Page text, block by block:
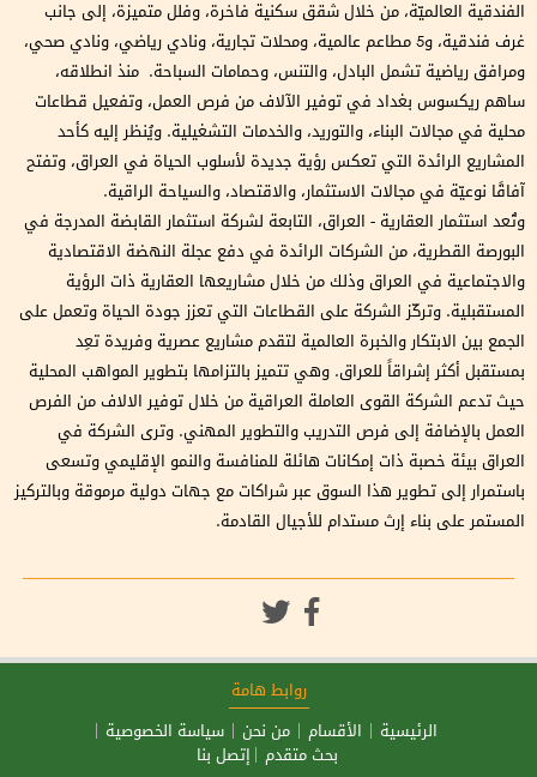
الفندقية العالميّة، من خلال شقق سكنية فاخرة، وفلل متميزة، إلى جانب
غرف فندقية، و5 مطاعم عالمية، ومحلات تجارية، ونادي رياضي، ونادي صحي،
ومرافق رياضية تشمل البادل، والتنس، وحمامات السباحة. منذ انطلاقه،
ساهم ريكسوس بغداد في توفير الآلاف من فرص العمل، وتفعيل قطاعات
محلية في مجالات البناء، والتوريد، والخدمات التشغيلية. ويُنظر إليه كأحد
المشاريع الرائدة التي تعكس رؤية جديدة لأسلوب الحياة في العراق، وتفتح
آفاقًا نوعيّة في مجالات الاستثمار، والاقتصاد، والسياحة الراقية.
وتُعد استثمار العقارية - العراق، التابعة لشركة استثمار القابضة المدرجة في
البورصة القطرية، من الشركات الرائدة في دفع عجلة النهضة الاقتصادية
والاجتماعية في العراق وذلك من خلال مشاريعها العقارية ذات الرؤية
المستقبلية. وتركّز الشركة على القطاعات التي تعزز جودة الحياة وتعمل على
الجمع بين الابتكار والخبرة العالمية لتقدم مشاريع عصرية وفريدة تعِد
بمستقبل أكثر إشراقاً للعراق. وهي تتميز بالتزامها بتطوير المواهب المحلية
حيث تدعم الشركة القوى العاملة العراقية من خلال توفير الالاف من الفرص
العمل بالإضافة إلى فرص التدريب والتطوير المهني. وترى الشركة في
العراق بيئة خصبة ذات إمكانات هائلة للمنافسة والنمو الإقليمي وتسعى
باستمرار إلى تطوير هذا السوق عبر شراكات مع جهات دولية مرموقة وبالتركيز
المستمر على بناء إرث مستدام للأجيال القادمة.
روابط هامة
الرئيسية
الأقسام من نحن
سياسة الخصوصية
بحث متقدم
إتصل بنا